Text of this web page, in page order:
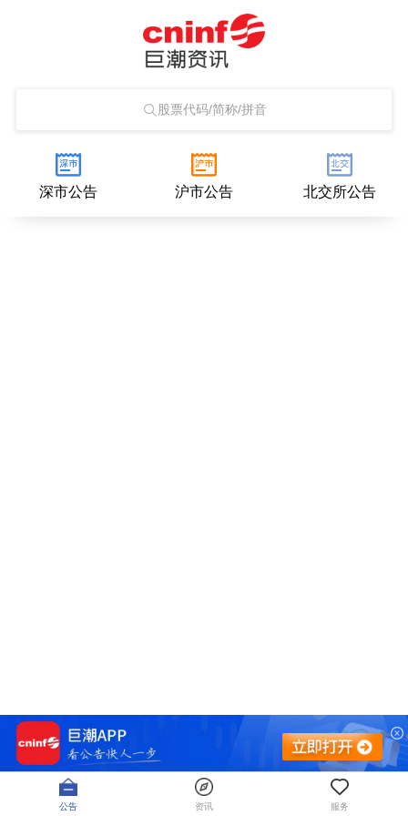
股票代码/简称/拼音
深市公告 沪市公告 北交所公告
公告 资讯 服务